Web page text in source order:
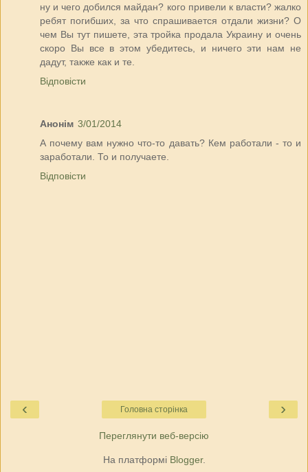
ну и чего добился майдан? кого привели к власти? жалко
ребят погибших, за что спрашивается отдали жизни? О
чем Вы тут пишете, эта тройка продала Украину и очень
скоро Вы все в этом убедитесь, и ничего эти нам не
дадут, также как и те.
Відповісти
Анонім 3/01/2014
А почему вам нужно что-то давать? Кем работали - то и
заработали. То и получаете.
Відповісти
‹ ›
Головна сторінка
Переглянути веб-версію
На платформі Blogger.